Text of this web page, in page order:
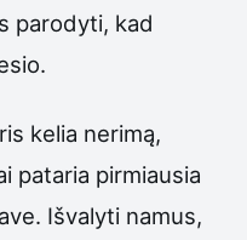
parodyti, kad
kelia nerimą,
pataria pirmiausia
Išvalyti namus,